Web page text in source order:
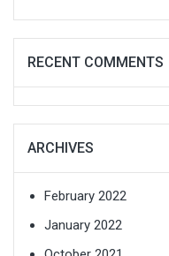
RECENT COMMENTS
ARCHIVES
February 2022
January 2022